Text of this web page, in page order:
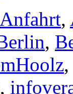
Anfahrt,
,
,